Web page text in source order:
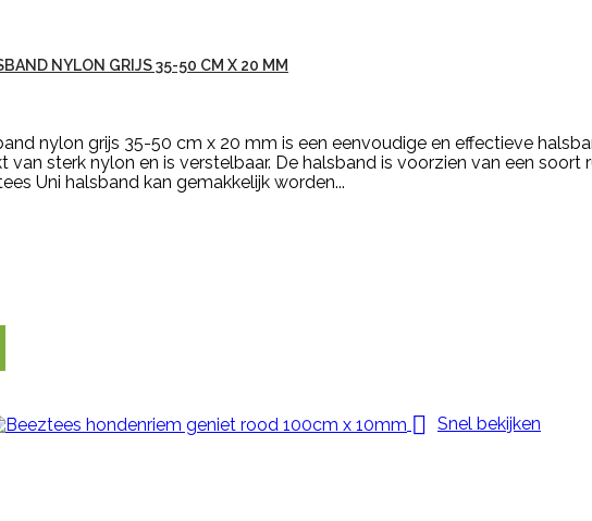
NYLON GRIJS 35-50 CM X 20 MM
nylon grijs 35-50 cm x 20 mm is een eenvoudige en effectieve
van sterk nylon en is verstelbaar. De halsband is voorzien van een
Uni halsband kan gemakkelijk worden...
 Snel bekijken